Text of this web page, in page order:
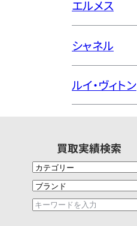
エルメス
シャネル
ルイ・ヴィトン
買取実績検索